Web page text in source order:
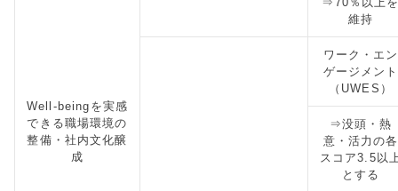
Well-beingを実感
できる職場環境の
整備・社内文化醸
成
維持
ワーク・エン
ゲージメント
（UWES）
⇒没頭・熱
意・活力の各
スコア3.5以
とする